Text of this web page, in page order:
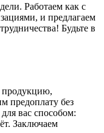
Работаем как с
и предлагаем
Будьте в
предоплату без
вас способом:
Заключаем